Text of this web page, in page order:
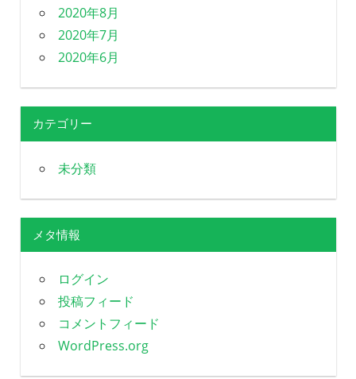
2020年8月
2020年7月
2020年6月
カテゴリー
未分類
メタ情報
ログイン
投稿フィード
コメントフィード
WordPress.org